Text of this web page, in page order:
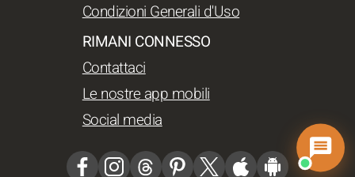
Condizioni Generali d'Uso
RIMANI CONNESSO
Contattaci
Le nostre app mobili
Social media